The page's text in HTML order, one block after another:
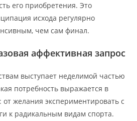
его приобретения. Это
исхода регулярно
чем сам финал.
аффективная запрос
выступает неделимой частью
потребность выражается в
от желания экспериментировать с
к радикальным видам спорта.